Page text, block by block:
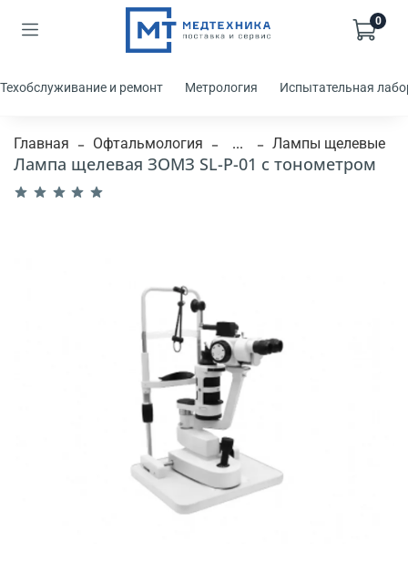
0
Техобслуживание и ремонт Метрология Испытательная
Главная Офтальмология ... Лампы щелевые
Лампа щелевая ЗОМЗ SL-P-01 с тонометром